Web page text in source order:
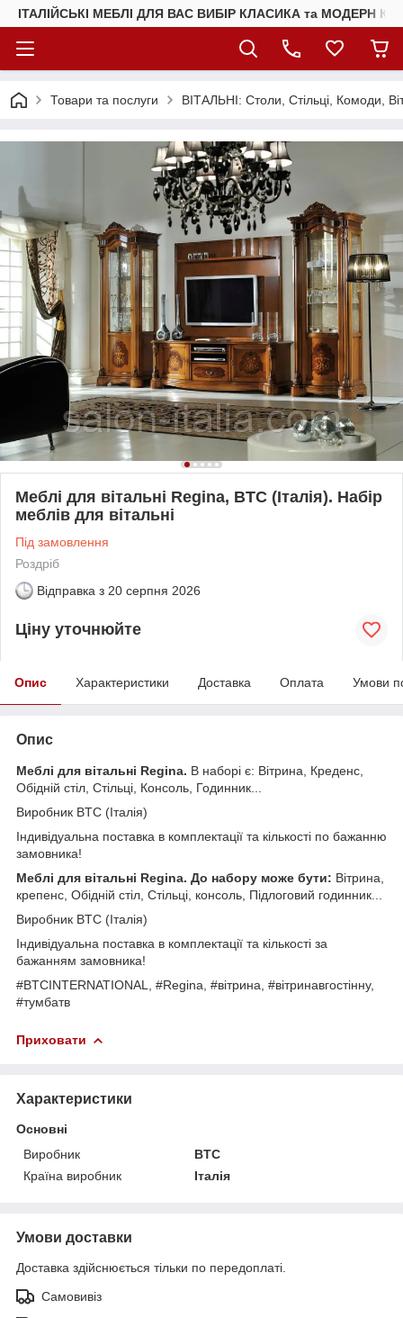
ІТАЛІЙСЬКІ МЕБЛІ ДЛЯ ВАС ВИБІР КЛАСИКА та МОДЕРН
Товари та послуги ВІТАЛЬНІ: Столи, Стільці, Комоди,
Меблі для вітальні Regina, BTC (Італія). Набір
меблів для вітальні
Під замовлення
Роздріб
Відправка з 20 серпня 2026
Ціну уточнюйте
Опис Характеристики Доставка Оплата Умови
Опис
Меблі для вітальні Regina. В наборі є: Вітрина, Креденс,
Обідній стіл, Стільці, Консоль, Годинник...
Виробник BTC (Італія)
Індивідуальна поставка в комплектації та кількості по бажанню
замовника!
Меблі для вітальні Regina. До набору може бути: Вітрина,
крепенс, Обідній стіл, Стільці, консоль, Підлоговий годинник...
Виробник BTC (Італія)
Індивідуальна поставка в комплектації та кількості за
бажанням замовника!
#BTCINTERNATIONAL, #Regina, #вітрина, #вітринавгостінну,
#тумбатв
Приховати
Характеристики
Основні
Виробник
BTC
Країна виробник
Італія
Умови доставки
Доставка здійснюється тільки по передоплаті.
Самовивіз